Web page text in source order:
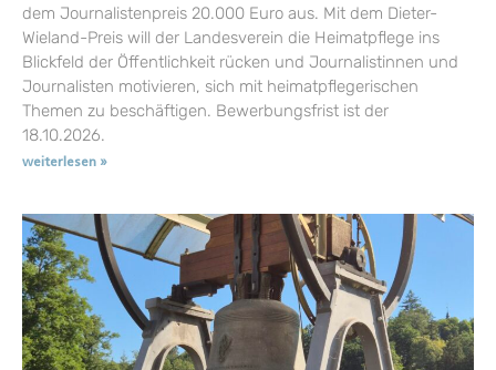
dem Journalistenpreis 20.000 Euro aus. Mit dem Dieter-
Wieland-Preis will der Landesverein die Heimatpflege ins
Blickfeld der Öffentlichkeit rücken und Journalistinnen und
Journalisten motivieren, sich mit heimatpflegerischen
Themen zu beschäftigen. Bewerbungsfrist ist der
18.10.2026.
weiterlesen »